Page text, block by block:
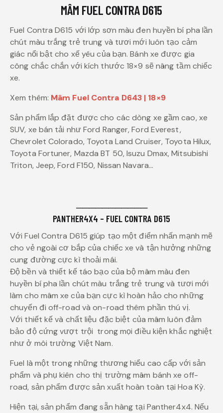
MÂM FUEL CONTRA D615
Fuel Contra D615 với lớp sơn màu đen huyền bí pha lần
chút màu trắng trẻ trung và tươi mới luôn tạo cảm
giác nổi bật cho xế yêu của bạn. Bánh xe được gia
công chắc chắn với kích thước 18×9 sẽ nâng tầm chiếc
xe.
Xem thêm: Mâm Fuel Contra D643 | 18×9
Sản phẩm lắp đặt được cho các dòng xe gầm cao, xe
SUV, xe bán tải như Ford Ranger, Ford Everest,
Chevrolet Colorado, Toyota Land Cruiser, Toyota Hilux,
Toyota Fortuner, Mazda BT 50, Isuzu Dmax, Mitsubishi
Triton, Jeep, Ford F150, Nissan Navara…
───────────
PANTHER4X4 – FUEL CONTRA D615
Với Fuel Contra D615 giúp tạo một điểm nhấn mạnh mẽ
cho vẻ ngoài cơ bắp của chiếc xe và tận hưởng những
cung đường cực kì thoải mái.
Độ bền và thiết kế táo bạo của bộ mâm màu đen
huyền bí pha lần chút màu trắng trẻ trung và tươi mới
làm cho mâm xe của bạn cực kì hoàn hảo cho những
chuyến đi off-road và on-road thêm phần thú vị.
Với thiết kế và chất liệu đặc biệt của mâm luôn đảm
bảo độ cứng vượt trội trong mọi điều kiện khắc nghiệt
như ở môi trường Việt Nam.
Fuel là một trong những thương hiểu cao cấp với sản
phẩm và phụ kiên cho thị trường mâm bánh xe off-
road, sản phẩm được sản xuất hoàn toàn tại Hoa Kỳ.
Hiện tại, sản phẩm đang sẵn hàng tại Panther4x4. Nếu